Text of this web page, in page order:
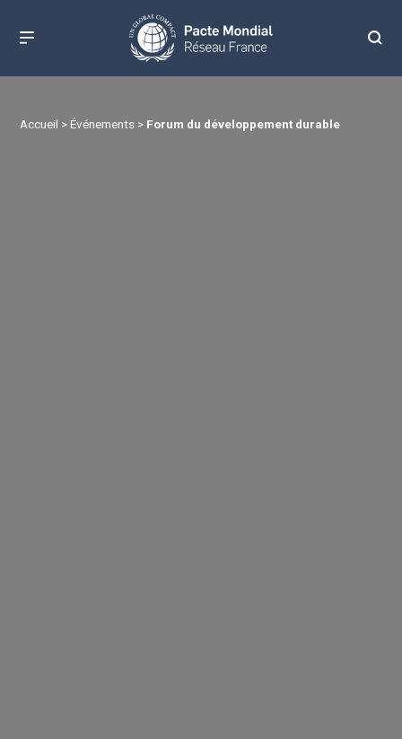
Accueil >Événements > Forum du développement durable